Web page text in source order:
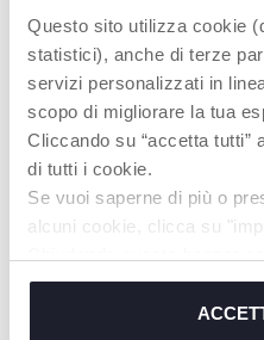
Questo sito utilizza cookie
statistici), anche di terze
servizi personalizzati in
scopo di migliorare la tua
Cliccando su “accetta tutti”
di tutti i cookie.
Se vuoi saperne di più o
alcuni cookie, clicca su
cookie tecnici,
Reggiseno Gravidanza in
microfibra Chicco
I